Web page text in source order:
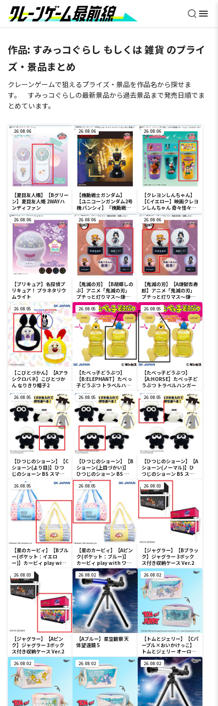
作品: すみっコぐらし もしくは 雑貨 のプライ
ズ・景品まとめ
クレーンゲームで狙えるプライズ・景品を作品名から探せま
す。 すみっコぐらしの最新景品から過去景品まで発売日順でま
とめています。
26.08.06
【夏目友人帳】【Bグリー
ン】夏目友人帳 2WAYハ
ンディファン
26.08.06
【機動戦士ガンダム】
【ユニコーンガンダム2号
機 バンシィ】『機動戦士
ガンダムUC』 胸像センサ
ーライト-ユニコーンガン
ダム2号機 バンシィ（デ
ストロイモード）-
26.08.06
【クレヨンしんちゃん】
【Cイエロー】映画クレヨ
ンしんちゃん 奇々怪々！
オラの妖怪バケ～ション
フルカラータンブラー
26.08.06
【プリキュア】名探偵プ
リキュア！ プラネタリウ
ムライト
26.08.06
【鬼滅の刃】【B胡蝶しの
ぶ】アニメ「鬼滅の刃」
プチっと灯りマス～煉獄
杏寿郎・胡蝶しのぶ～
26.08.06
【鬼滅の刃】【A煉獄杏寿
郎】アニメ「鬼滅の刃」
プチっと灯りマス～煉獄
杏寿郎・胡蝶しのぶ～
26.08.05
【こびとづかん】【Aアラ
シクロバネ】こびとづか
ん なりきり帽子2
26.08.05
【たべっ子どうぶつ】
【B:ELEPHANT】たべっ
子どうぶつ トラベルハン
26.08.05
【たべっ子どうぶつ】
【A:HORSE】たべっ子ど
うぶつ トラベルハンガー
26.08.05
【ひつじのショーン】【C
ショーン(より目)】ひつ
じのショーン BS スマホ
ショーンルダー
26.08.05
【ひつじのショーン】【B
ショーン(上目づかい)】
ひつじのショーン BS ス
マホショーンルダー
26.08.05
【ひつじのショーン】【A
ショーン(ノーマル)】ひ
つじのショーン BS スマ
ホショーンルダー
26.08.05
【星のカービィ】【Bブル
ー(ポケット：イエロ
ー)】カービィ play with
グ
26.08.05
【星のカービィ】【Aピン
ク(ポケット：ブルー)】
カービィ play with ワド
ルディ ボストンバッグ
26.08.03
【ジャグラー】【Bブラッ
ク】ジャグラー 3ボック
ス付き収納ケース Ver.2
26.08.03
【ジャグラー】【Aピン
ク】ジャグラー 3ボック
ス付き収納ケース Ver.2
26.08.02
【Aブルー】星空観察 天
体望遠鏡 5
26.08.02
【トムとジェリー】【Cパ
ープル×おいかけっこ】
トムとジェリー オーロラ
ミニポーチ
26.08.02 26.08.02 26.08.02